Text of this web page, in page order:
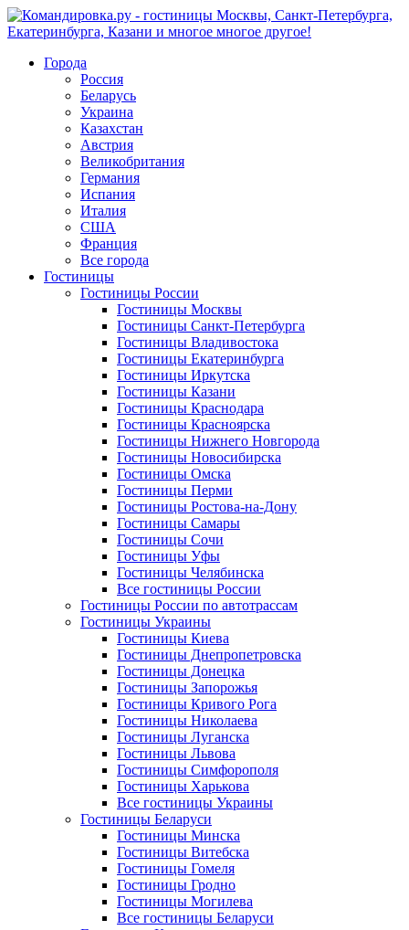
Города
Россия
Беларусь
Украина
Казахстан
Австрия
Великобритания
Германия
Испания
Италия
США
Франция
Все города
Гостиницы
Гостиницы России
Гостиницы Mосквы
Гостиницы Санкт-Петербурга
Гостиницы Владивостока
Гостиницы Екатеринбурга
Гостиницы Иркутска
Гостиницы Казани
Гостиницы Краснодара
Гостиницы Красноярска
Гостиницы Нижнего Новгорода
Гостиницы Новосибирска
Гостиницы Омска
Гостиницы Перми
Гостиницы Ростова-на-Дону
Гостиницы Самары
Гостиницы Сочи
Гостиницы Уфы
Гостиницы Челябинска
Все гостиницы России
Гостиницы России по автотрассам
Гостиницы Украины
Гостиницы Киева
Гостиницы Днепропетровска
Гостиницы Донецка
Гостиницы Запорожья
Гостиницы Кривого Рога
Гостиницы Николаева
Гостиницы Луганска
Гостиницы Львова
Гостиницы Симфорополя
Гостиницы Харькова
Все гостиницы Украины
Гостиницы Беларуси
Гостиницы Минска
Гостиницы Витебска
Гостиницы Гомеля
Гостиницы Гродно
Гостиницы Могилева
Все гостиницы Беларуси